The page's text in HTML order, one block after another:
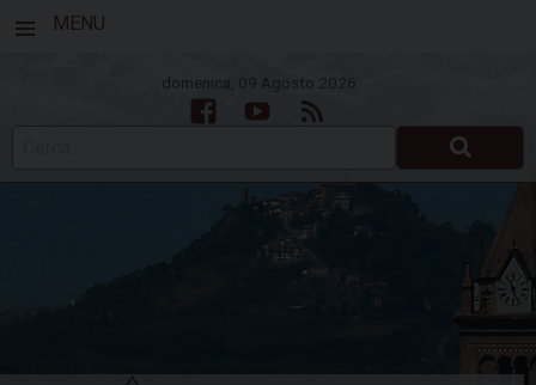
MENU
domenica, 09 Agosto 2026
FacebookYoutubeFeed